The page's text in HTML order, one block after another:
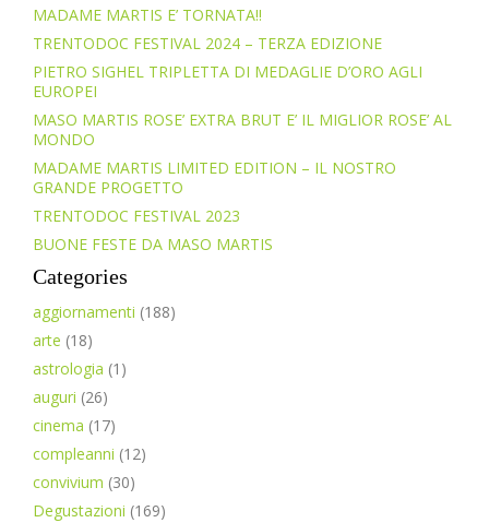
MADAME MARTIS E’ TORNATA!!
TRENTODOC FESTIVAL 2024 – TERZA EDIZIONE
PIETRO SIGHEL TRIPLETTA DI MEDAGLIE D’ORO AGLI
EUROPEI
MASO MARTIS ROSE’ EXTRA BRUT E’ IL MIGLIOR ROSE’ AL
MONDO
MADAME MARTIS LIMITED EDITION – IL NOSTRO
GRANDE PROGETTO
TRENTODOC FESTIVAL 2023
BUONE FESTE DA MASO MARTIS
Categories
aggiornamenti (188)
arte (18)
astrologia (1)
auguri (26)
cinema (17)
compleanni (12)
convivium (30)
Degustazioni (169)